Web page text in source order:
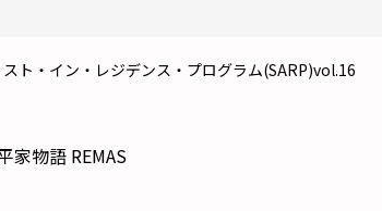
ト・イン・レジデンス・プログラム(SARP)vol.16
家物語 REMAS